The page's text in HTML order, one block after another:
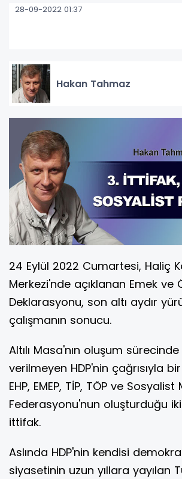
28-09-2022 01:37
Hakan Tahmaz
24 Eylül 2022 Cumartesi, Haliç
Merkezi'nde açıklanan Emek ve
Deklarasyonu, son altı aydır
çalışmanın sonucu.
Altılı Masa'nın oluşum
verilmeyen HDP'nin çağrısıyla
EHP, EMEP, TİP, TÖP ve
Federasyonu'nun oluşturduğu
ittifak.
Aslında HDP'nin kendisi
siyasetinin uzun yıllara yayılan